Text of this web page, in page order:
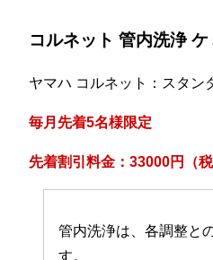
コルネット 管内洗浄
ヤマハ コルネット：スタン
毎月先着5名様限定
先着割引料金：33000円（税
管内洗浄は、各調整と
す。